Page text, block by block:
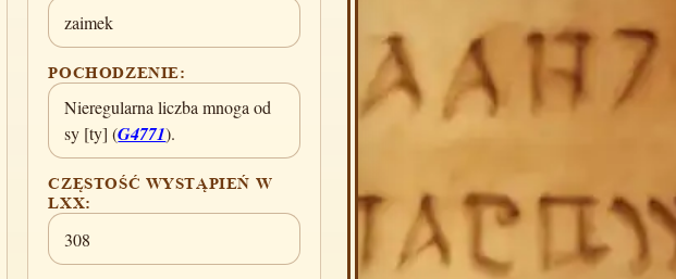
zaimek
POCHODZENIE:
Nieregularna liczba mnoga od
sy [ty] (G4771).
CZĘSTOŚĆ WYSTĄPIEŃ W
LXX:
308